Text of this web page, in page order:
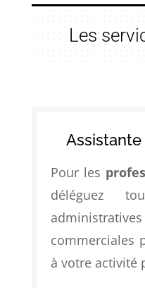
Les
Pour les
déléguez
commerciales
à votre activité